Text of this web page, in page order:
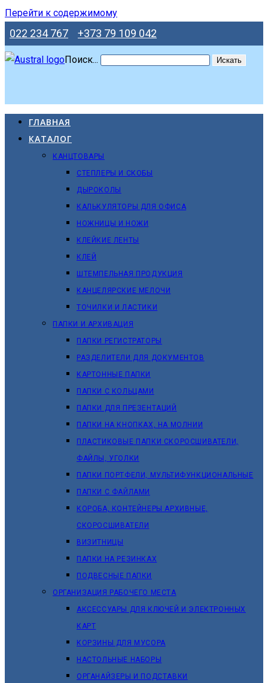
Перейти к содержимому
022 234 767 +373 79 109 042
Поиск... Искать
ГЛАВНАЯ
КАТАЛОГ
КАНЦТОВАРЫ
СТЕПЛЕРЫ И СКОБЫ
ДЫРОКОЛЫ
КАЛЬКУЛЯТОРЫ ДЛЯ ОФИСА
НОЖНИЦЫ И НОЖИ
КЛЕЙКИЕ ЛЕНТЫ
КЛЕЙ
ШТЕМПЕЛЬНАЯ ПРОДУКЦИЯ
КАНЦЕЛЯРСКИЕ МЕЛОЧИ
ТОЧИЛКИ И ЛАСТИКИ
ПАПКИ И АРХИВАЦИЯ
ПАПКИ РЕГИСТРАТОРЫ
РАЗДЕЛИТЕЛИ ДЛЯ ДОКУМЕНТОВ
КАРТОННЫЕ ПАПКИ
ПАПКИ С КОЛЬЦАМИ
ПАПКИ ДЛЯ ПРЕЗЕНТАЦИЙ
ПАПКИ НА КНОПКАХ, НА МОЛНИИ
ПЛАСТИКОВЫЕ ПАПКИ СКОРОСШИВАТЕЛИ,
ФАЙЛЫ, УГОЛКИ
ПАПКИ ПОРТФЕЛИ, МУЛЬТИФУНКЦИОНАЛЬНЫЕ
ПАПКИ С ФАЙЛАМИ
КОРОБА, КОНТЕЙНЕРЫ АРХИВНЫЕ,
СКОРОСШИВАТЕЛИ
ВИЗИТНИЦЫ
ПАПКИ НА РЕЗИНКАХ
ПОДВЕСНЫЕ ПАПКИ
ОРГАНИЗАЦИЯ РАБОЧЕГО МЕСТА
АКСЕССУАРЫ ДЛЯ КЛЮЧЕЙ И ЭЛЕКТРОННЫХ
КАРТ
КОРЗИНЫ ДЛЯ МУСОРА
НАСТОЛЬНЫЕ НАБОРЫ
ОРГАНАЙЗЕРЫ И ПОДСТАВКИ